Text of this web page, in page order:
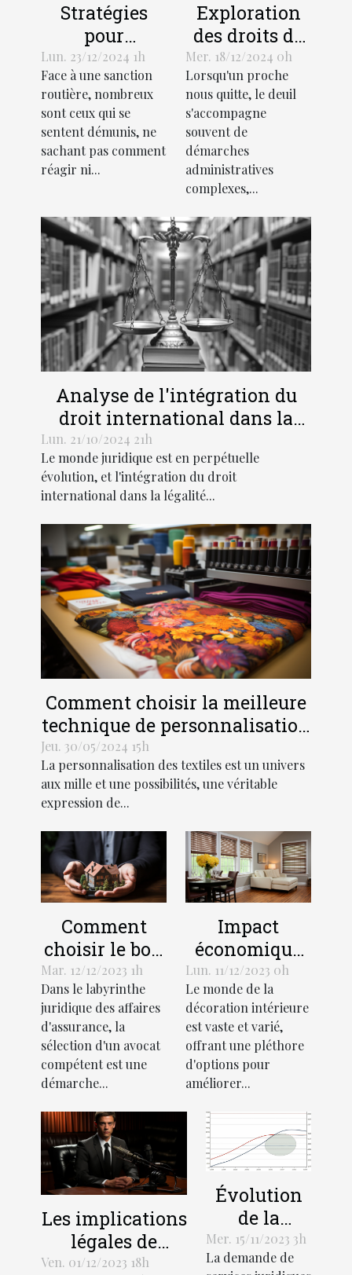
Stratégies
pour
contester
efficacement
une amende
routière
Lun. 23/12/2024 1h
Face à une sanction
routière, nombreux
sont ceux qui se
sentent démunis, ne
sachant pas comment
réagir ni...
Exploration
des droits de
succession et
héritage selon
la loi
française
Mer. 18/12/2024 0h
Lorsqu'un proche
nous quitte, le deuil
s'accompagne
souvent de
démarches
administratives
complexes,...
Analyse de l'intégration du
droit international dans la
légalité pénale moderne
Lun. 21/10/2024 21h
Le monde juridique est en perpétuelle
évolution, et l'intégration du droit
international dans la légalité...
Comment choisir la meilleure
technique de personnalisation
pour vos textiles
Jeu. 30/05/2024 15h
La personnalisation des textiles est un univers
aux mille et une possibilités, une véritable
expression de...
Comment
choisir le bon
avocat pour
votre affaire
d'assurance
Mar. 12/12/2023 1h
Dans le labyrinthe
juridique des affaires
d'assurance, la
sélection d'un avocat
compétent est une
démarche...
Impact
économique
de l'industrie
des stores
décoratifs
Lun. 11/12/2023 0h
Le monde de la
décoration intérieure
est vaste et varié,
offrant une pléthore
d'options pour
améliorer...
Les implications
légales de
l'enregistrement
Ven. 01/12/2023 18h
Évolution
de la
demande
de services
Mer. 15/11/2023 3h
La demande de